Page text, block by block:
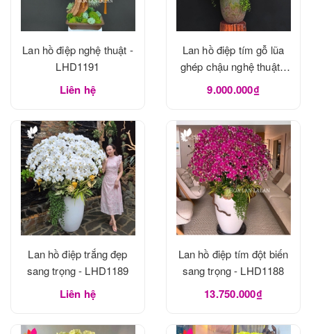
Lan hồ điệp nghệ thuật -
LHD1191
Liên hệ
Lan hồ điệp tím gỗ lũa
ghép chậu nghệ thuật -
LHD1190
9.000.000₫
Lan hồ điệp trắng đẹp
sang trọng - LHD1189
Liên hệ
Lan hồ điệp tím đột biến
sang trọng - LHD1188
13.750.000₫